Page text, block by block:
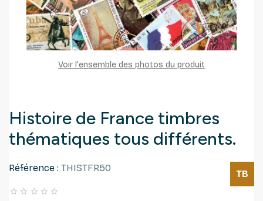
Voir l'ensemble des photos du produit
Histoire de France timbres
thématiques tous différents.
Référence : THISTFR50
TB
    